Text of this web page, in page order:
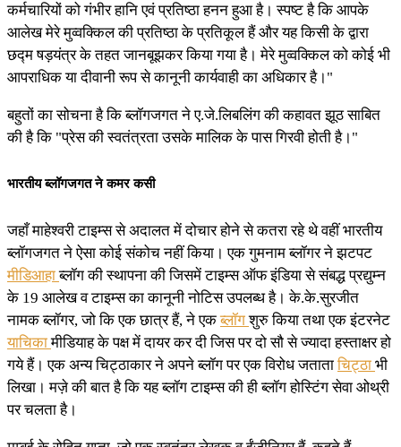
कर्मचारियों को गंभीर हानि एवं प्रतिष्ठा हनन हुआ है। स्पष्ट है कि आपके
आलेख मेरे मुव्वक्किल की प्रतिष्ठा के प्रतिकूल हैं और यह किसी के द्वारा
छद्म षड़यंत्र के तहत जानबूझकर किया गया है। मेरे मुव्वक्किल को कोई भी
आपराधिक या दीवानी रूप से कानूनी कार्यवाही का अधिकार है।"
बहुतों का सोचना है कि ब्लॉगजगत ने ए.जे.लिबलिंग की कहावत झूठ साबित
की है कि "प्रेस की स्वतंत्रता उसके मालिक के पास गिरवी होती है।"
भारतीय ब्लॉगजगत ने कमर कसी
जहाँ माहेश्वरी टाइम्स से अदालत में दोचार होने से कतरा रहे थे वहीं भारतीय
ब्लॉगजगत ने ऐसा कोई संकोच नहीं किया। एक गुमनाम ब्लॉगर ने झटपट
मीडिआहाब्लॉग की स्थापना की जिसमें टाइम्स ऑफ इंडिया से संबद्ध प्रद्युम्न
के 19 आलेख व टाइम्स का कानूनी नोटिस उपलब्ध है। के.के.सुरजीत
नामक ब्लॉगर, जो कि एक छात्र हैं, ने एकब्लॉगशुरु किया तथा एक इंटरनेट
याचिकामीडियाह के पक्ष में दायर कर दी जिस पर दो सौ से ज्यादा हस्ताक्षर हो
गये हैं। एक अन्य चिट्ठाकार ने अपने ब्लॉग पर एक विरोध जताताचिट्ठा भी
लिखा। मज़े की बात है कि यह ब्लॉग टाइम्स की ही ब्लॉग होस्टिंग सेवा ओथ्री
पर चलता है।